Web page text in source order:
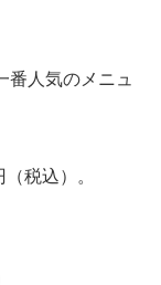
人気のメニュ
税込）。